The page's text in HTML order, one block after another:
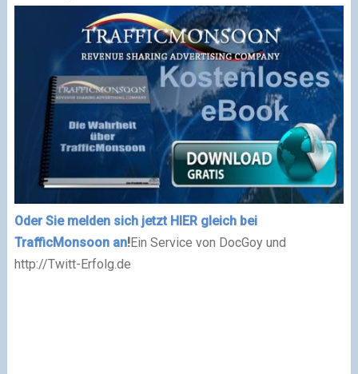
Oder Sie melden sich jetzt HIER gleich bei
TrafficMonsoon an!Ein Service von DocGoy und
http://Twitt-Erfolg.de